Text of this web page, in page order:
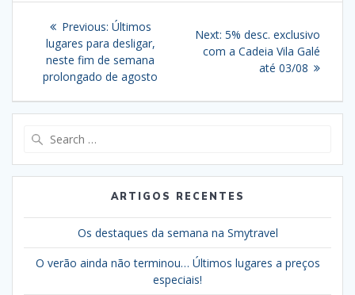
Navegação
artigos
Previous: Previous
post:
Últimos
lugares para desligar,
neste fim de semana
prolongado de agosto
Next: Next
post:
5% desc. exclusivo
com a Cadeia Vila Galé
até 03/08
ARTIGOS RECENTES
Os destaques da semana na Smytravel
O verão ainda não terminou… Últimos lugares a preços
especiais!